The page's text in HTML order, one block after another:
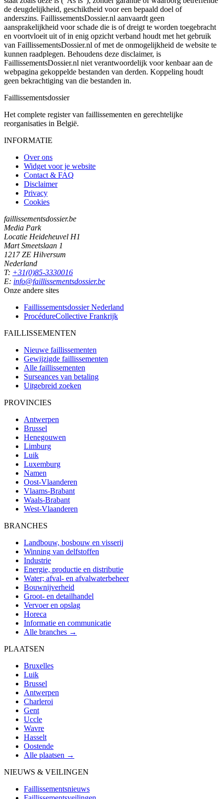
de deugdelijkheid, geschiktheid voor een bepaald doel of
anderszins. FaillissementsDossier.nl aanvaardt geen
aansprakelijkheid voor schade die is of dreigt te worden toegebracht
en voortvloeit uit of in enig opzicht verband houdt met het gebruik
van FaillissementsDossier.nl of met de onmogelijkheid de website te
kunnen raadplegen. Behoudens deze disclaimer, is
FaillissementsDossier.nl niet verantwoordelijk voor kenbaar aan de
webpagina gekoppelde bestanden van derden. Koppeling houdt
geen bekrachtiging van die bestanden in.
Faillissementsdossier
Het complete register van faillissementen en gerechtelijke
reorganisaties in België.
INFORMATIE
Over ons
Widget voor je website
Contact & FAQ
Disclaimer
Privacy
Cookies
faillissementsdossier.be
Media Park
Locatie Heideheuvel H1
Mart Smeetslaan 1
1217 ZE Hilversum
Nederland
T: +31(0)85-3330016
E: info@faillissementsdossier.be
Onze andere sites
Faillissementsdossier Nederland
ProcédureCollective Frankrijk
FAILLISSEMENTEN
Nieuwe faillissementen
Gewijzigde faillissementen
Alle faillissementen
Surseances van betaling
Uitgebreid zoeken
PROVINCIES
Antwerpen
Brussel
Henegouwen
Limburg
Luik
Luxemburg
Namen
Oost-Vlaanderen
Vlaams-Brabant
Waals-Brabant
West-Vlaanderen
BRANCHES
Landbouw, bosbouw en visserij
Winning van delfstoffen
Industrie
Energie, productie en distributie
Water; afval- en afvalwaterbeheer
Bouwnijverheid
Groot- en detailhandel
Vervoer en opslag
Horeca
Informatie en communicatie
Alle branches →
PLAATSEN
Bruxelles
Luik
Brussel
Antwerpen
Charleroi
Gent
Uccle
Wavre
Hasselt
Oostende
Alle plaatsen →
NIEUWS & VEILINGEN
Faillissementsnieuws